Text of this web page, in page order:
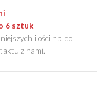
6 sztuk
ilości np. do
z nami.